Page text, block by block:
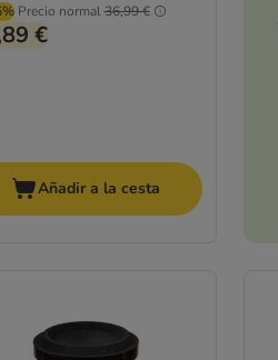
Precio normal36,99 €
€
Añadir a la cesta